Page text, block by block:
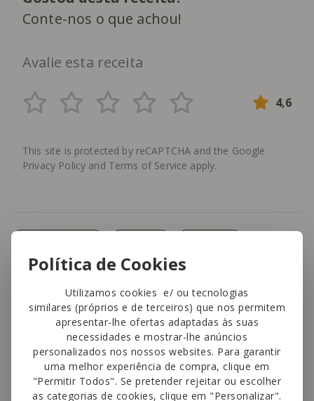
Política de Cookies
Utilizamos cookies e/ ou tecnologias
similares (próprios e de terceiros) que nos permitem
apresentar-lhe ofertas adaptadas às suas
necessidades e mostrar-lhe anúncios
personalizados nos nossos websites. Para garantir
uma melhor experiência de compra, clique em
"Permitir Todos". Se pretender rejeitar ou escolher
as categorias de cookies, clique em "Personalizar".
Conte-nos o que achou!
Avalie esta receita
4,6
This site is protected by reCAPTCHA and the Google
Privacy Policy and Terms of Service apply.
Tambémvai gostar